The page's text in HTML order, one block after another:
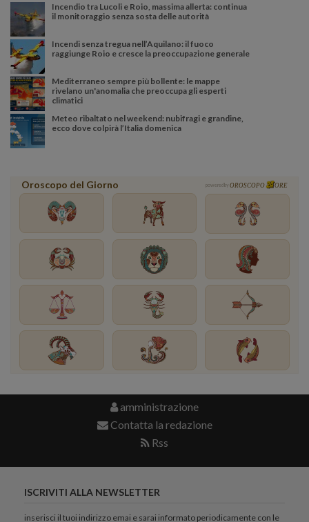
Incendio tra Lucoli e Roio, massima allerta: continua
il monitoraggio senza sosta delle autorità
Incendi senza tregua nell’Aquilano: il fuoco
raggiunge Roio e cresce la preoccupazione generale
Mediterraneo sempre più bollente: le mappe
rivelano un'anomalia che preoccupa gli esperti
climatici
Meteo ribaltato nel weekend: nubifragi e grandine,
ecco dove colpirà l’Italia domenica
Oroscopo del Giorno powered by OROSCOPO ORE
amministrazione
Contatta la redazione
Rss
ISCRIVITI ALLA NEWSLETTER
inserisci il tuoi indirizzo emai e sarai informato periodicamente con le